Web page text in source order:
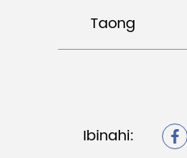
Taong
Ibinahi: